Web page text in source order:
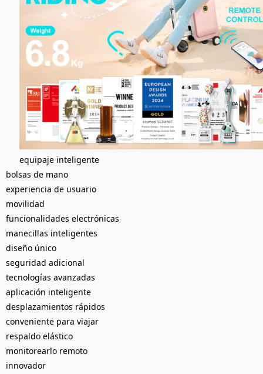
equipaje inteligente
bolsas de mano
experiencia de usuario
movilidad
funcionalidades electrónicas
manecillas inteligentes
diseño único
seguridad adicional
tecnologías avanzadas
aplicación inteligente
desplazamientos rápidos
conveniente para viajar
respaldo elástico
monitorearlo remoto
innovador